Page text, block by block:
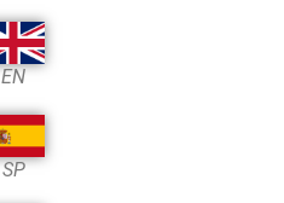
EN
SP